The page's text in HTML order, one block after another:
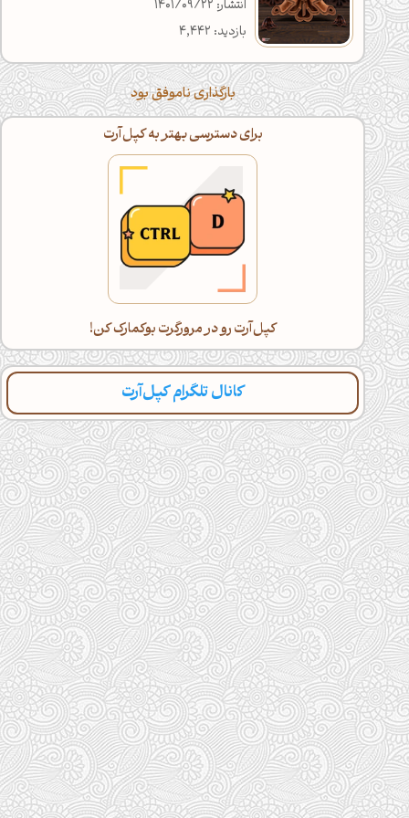
انتشار: 1401/09/22
بازدید: 4,442
بارگذاری ناموفق بود
برای دسترسی بهتر به کپل‌آرت
کپل‌آرت رو در مرورگرت بوکمارک کن!
کانال تلگرام کپل‌آرت